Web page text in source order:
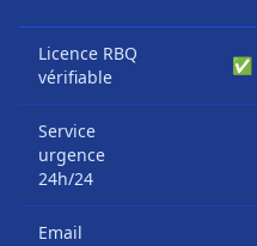
Licence RBQ
vérifiable
✅
Service
urgence
24h/24
Email